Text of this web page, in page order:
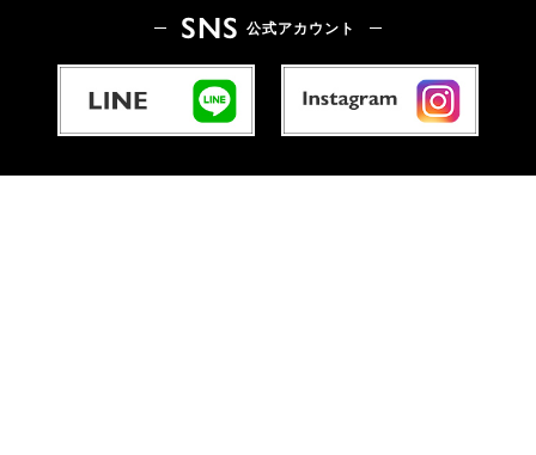
SNS 公式アカウント